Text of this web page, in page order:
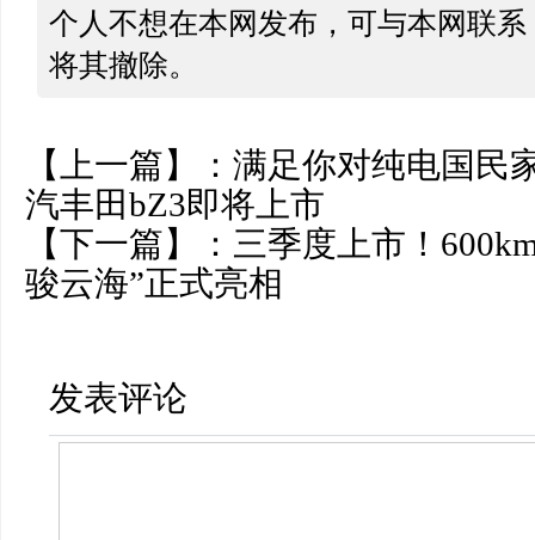
个人不想在本网发布，可与本网联
将其撤除。
【上一篇】： 满足你对纯电国民
汽丰田bZ3即将上市
【下一篇】： 三季度上市！
骏云海”正式亮相
发表评论